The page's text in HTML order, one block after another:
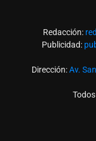
Redacción:
Publicidad:
Dirección:Av.